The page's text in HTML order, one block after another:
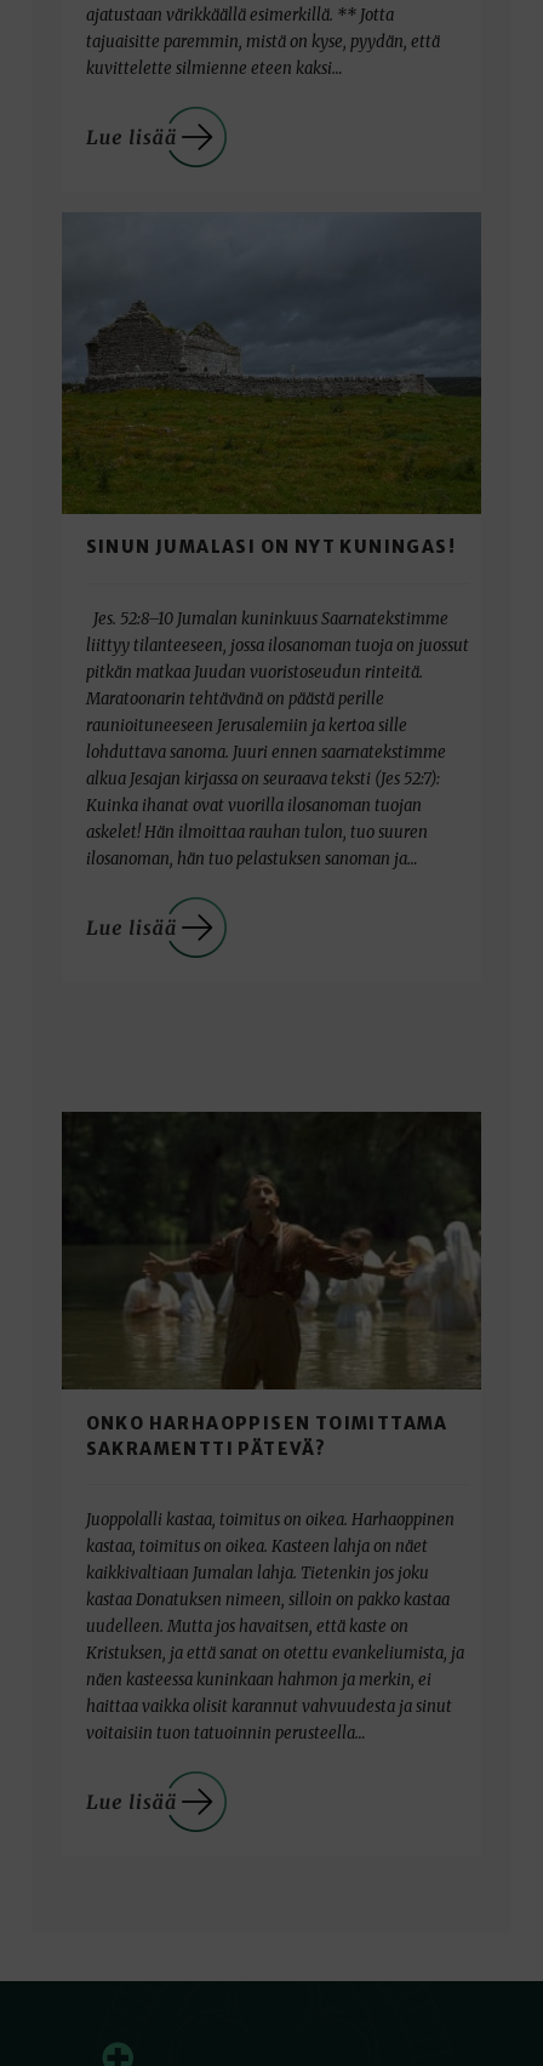
ajatustaan värikkäällä esimerkillä. ** Jotta
tajuaisitte paremmin, mistä on kyse, pyydän, että
kuvittelette silmienne eteen kaksi…
SINUN JUMALASI ON NYT KUNINGAS!
Jes. 52:8–10 Jumalan kuninkuus Saarnatekstimme
liittyy tilanteeseen, jossa ilosanoman tuoja on juossut
pitkän matkaa Juudan vuoristoseudun rinteitä.
Maratoonarin tehtävänä on päästä perille
raunioituneeseen Jerusalemiin ja kertoa sille
lohduttava sanoma. Juuri ennen saarnatekstimme
alkua Jesajan kirjassa on seuraava teksti (Jes 52:7):
Kuinka ihanat ovat vuorilla ilosanoman tuojan
askelet! Hän ilmoittaa rauhan tulon, tuo suuren
ilosanoman, hän tuo pelastuksen sanoman ja…
ONKO HARHAOPPISEN TOIMITTAMA
SAKRAMENTTI PÄTEVÄ?
Juoppolalli kastaa, toimitus on oikea. Harhaoppinen
kastaa, toimitus on oikea. Kasteen lahja on näet
kaikkivaltiaan Jumalan lahja. Tietenkin jos joku
kastaa Donatuksen nimeen, silloin on pakko kastaa
uudelleen. Mutta jos havaitsen, että kaste on
Kristuksen, ja että sanat on otettu evankeliumista, ja
näen kasteessa kuninkaan hahmon ja merkin, ei
haittaa vaikka olisit karannut vahvuudesta ja sinut
voitaisiin tuon tatuoinnin perusteella…